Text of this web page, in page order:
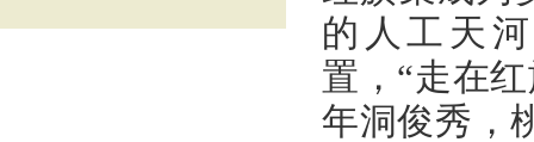
的人工天
置，“走在
年洞俊秀，